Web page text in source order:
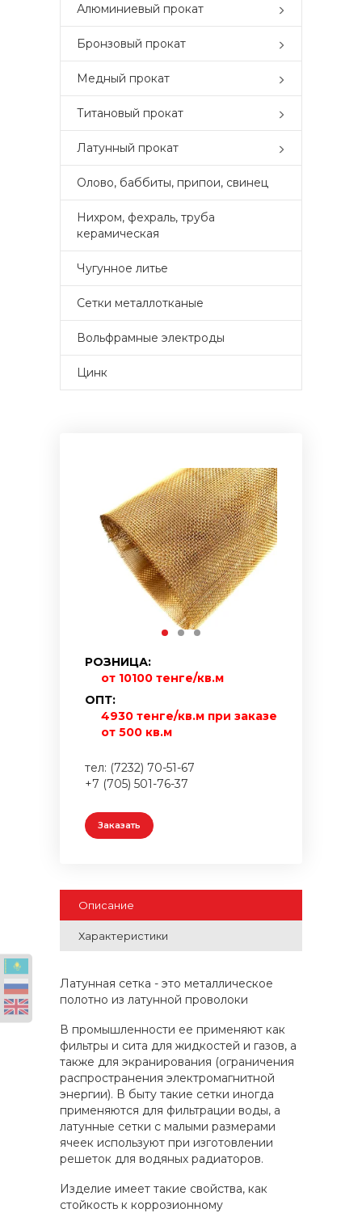
Алюминиевый прокат
Бронзовый прокат
Медный прокат
Титановый прокат
Латунный прокат
Олово, баббиты, припои, свинец
Нихром, фехраль, труба
керамическая
Чугунное литье
Сетки металлотканые
Вольфрамные электроды
Цинк
РОЗНИЦА:
от 10100 тенге/кв.м
ОПТ:
4930 тенге/кв.м при заказе
от 500 кв.м
тел: (7232) 70-51-67
+7 (705) 501-76-37
Заказать
Описание
Характеристики
Латунная сетка - это металлическое
полотно из латунной проволоки
В промышленности ее применяют как
фильтры и сита для жидкостей и газов, а
также для экранирования (ограничения
распространения электромагнитной
энергии). В быту такие сетки иногда
применяются для фильтрации воды, а
латунные сетки с малыми размерами
ячеек используют при изготовлении
решеток для водяных радиаторов.
Изделие имеет такие свойства, как
стойкость к коррозионному